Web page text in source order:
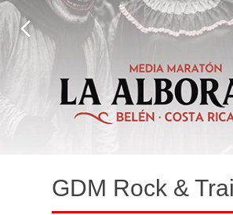
GDM Rock &